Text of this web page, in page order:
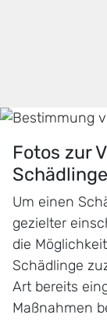
Fotos zur
Um einen
gezielter
die
Schädlinge
Art bereits
Maßnahmen